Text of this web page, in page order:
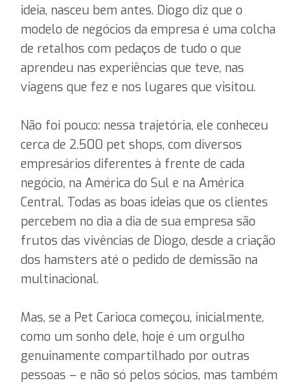
ideia, nasceu bem antes. Diogo diz que o
modelo de negócios da empresa é uma colcha
de retalhos com pedaços de tudo o que
aprendeu nas experiências que teve, nas
viagens que fez e nos lugares que visitou.
Não foi pouco: nessa trajetória, ele conheceu
cerca de 2.500 pet shops, com diversos
empresários diferentes à frente de cada
negócio, na América do Sul e na América
Central. Todas as boas ideias que os clientes
percebem no dia a dia de sua empresa são
frutos das vivências de Diogo, desde a criação
dos hamsters até o pedido de demissão na
multinacional.
Mas, se a Pet Carioca começou, inicialmente,
como um sonho dele, hoje é um orgulho
genuinamente compartilhado por outras
pessoas – e não só pelos sócios, mas também